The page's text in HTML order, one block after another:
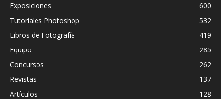
Exposiciones
600
Tutoriales Photoshop
532
Libros de Fotografía
419
Equipo
285
Concursos
262
Revistas
137
Artículos
128